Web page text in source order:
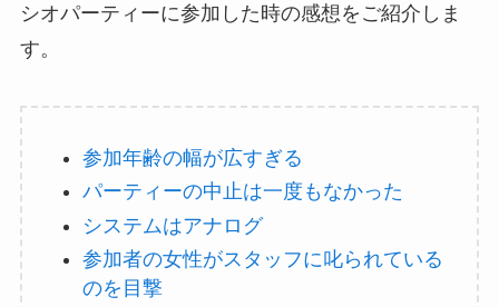
シオパーティーに参加した時の感想をご紹介しま
す。
参加年齢の幅が広すぎる
パーティーの中止は一度もなかった
システムはアナログ
参加者の女性がスタッフに叱られている
のを目撃